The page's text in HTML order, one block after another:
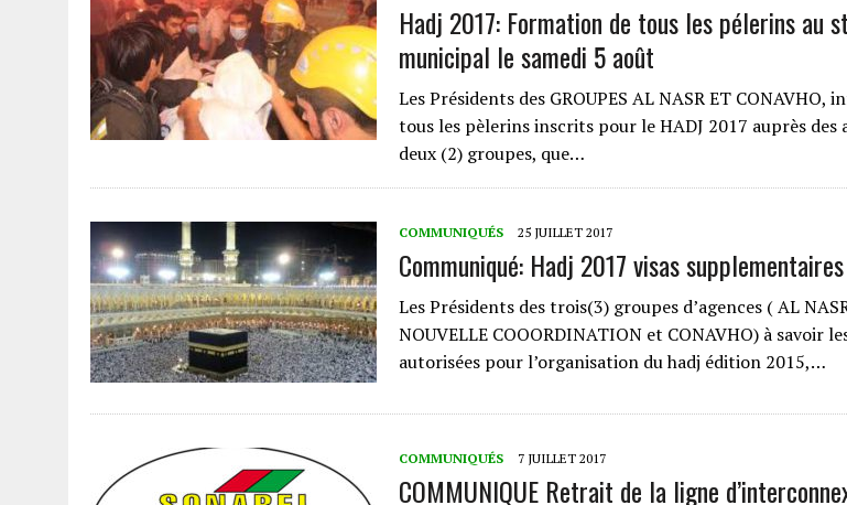
Hadj 2017: Formation de tous les pélerins au
municipal le samedi 5 août
Les Présidents des GROUPES AL NASR ET CONAVHO,
tous les pèlerins inscrits pour le HADJ 2017 auprès des
deux (2) groupes, que…
COMMUNIQUÉS 25 JUILLET 2017
Communiqué: Hadj 2017 visas supplementaires
Les Présidents des trois(3) groupes d’agences ( AL
NOUVELLE COOORDINATION et CONAVHO) à savoir
autorisées pour l’organisation du hadj édition 2015,…
COMMUNIQUÉS 7 JUILLET 2017
COMMUNIQUE Retrait de la ligne